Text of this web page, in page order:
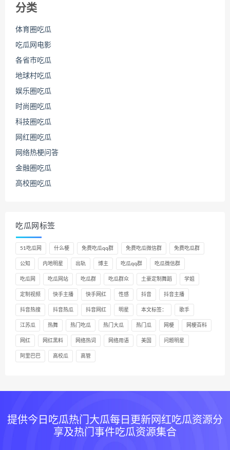
分类
体育圈吃瓜
吃瓜网电影
各省市吃瓜
地球村吃瓜
娱乐圈吃瓜
时尚圈吃瓜
科技圈吃瓜
网红圈吃瓜
网络热梗问答
金融圈吃瓜
高校圈吃瓜
吃瓜网标签
51吃瓜网 什么梗 免费吃瓜qq群 免费吃瓜微信群 免费吃瓜群
公知 内地明星 出轨 博主 吃瓜qq群 吃瓜微信群
吃瓜网 吃瓜网站 吃瓜群 吃瓜群众 土豪定制舞蹈 学姐
定制视频 快手主播 快手网红 性感 抖音 抖音主播
抖音热搜 抖音热瓜 抖音网红 明星 本文标签： 歌手
江苏瓜 热舞 热门吃瓜 热门大瓜 热门瓜 网梗 网梗百科
网红 网红黑料 网络热词 网络用语 美国 问题明星
阿里巴巴 高校瓜 高管
提供今日吃瓜热门大瓜每日更新网红吃瓜资源分
享及热门事件吃瓜资源集合